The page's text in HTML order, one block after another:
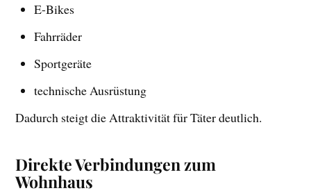
E-Bikes
Fahrräder
Sportgeräte
technische Ausrüstung
Dadurch steigt die Attraktivität für Täter deutlich.
Direkte Verbindungen zum
Wohnhaus